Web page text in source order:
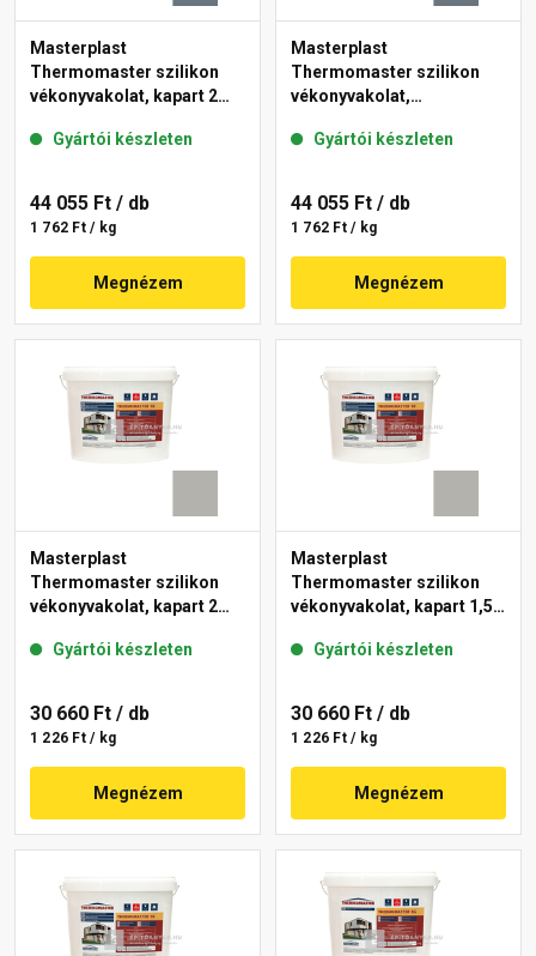
Masterplast
Thermomaster szilikon
vékonyvakolat, kapart 2
Gyártói készleten
44 055 Ft / db
1 762 Ft / kg
Megnézem
Masterplast
Thermomaster szilikon
vékonyvakolat,
50-C 25 kg
Gyártói készleten
44 055 Ft / db
1 762 Ft / kg
Megnézem
Masterplast
Thermomaster szilikon
vékonyvakolat, kapart 2
Gyártói készleten
30 660 Ft / db
1 226 Ft / kg
Megnézem
Masterplast
Thermomaster szilikon
vékonyvakolat, kapart 1,5
Gyártói készleten
30 660 Ft / db
1 226 Ft / kg
Megnézem